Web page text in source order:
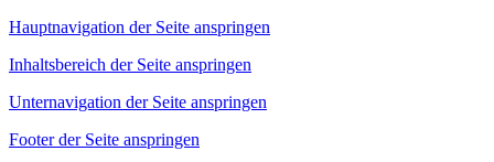
Hauptnavigation der Seite anspringen
Inhaltsbereich der Seite anspringen
Unternavigation der Seite anspringen
Footer der Seite anspringen